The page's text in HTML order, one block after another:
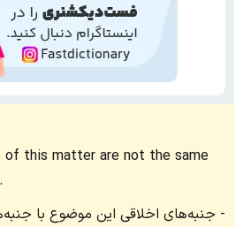
of this matter are not the same
جنبه‌های اخلاقی این موضوع با